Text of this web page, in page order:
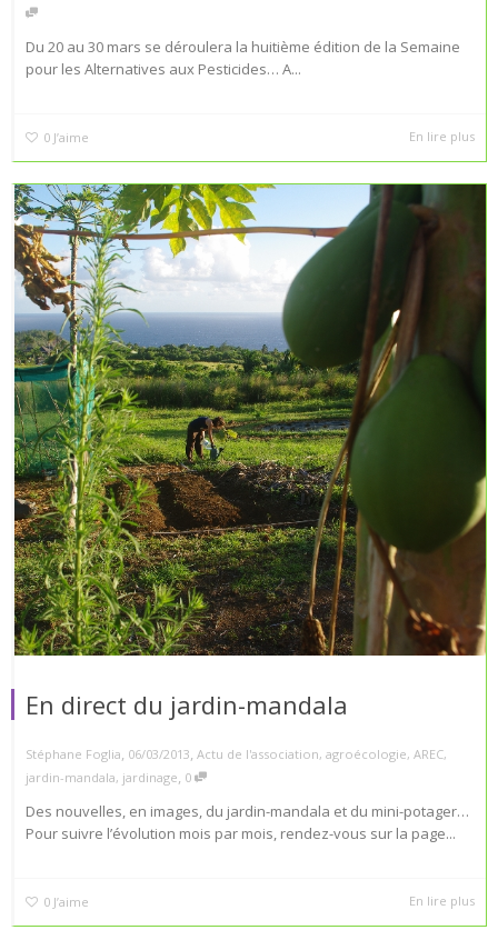
Du 20 au 30 mars se déroulera la huitième édition de la Semaine
pour les Alternatives aux Pesticides… A...
0 J’aime En lire plus
En direct du jardin-mandala
Stéphane Foglia, 06/03/2013, Actu de l'association, agroécologie, AREC,
jardin-mandala, jardinage, 0
Des nouvelles, en images, du jardin-mandala et du mini-potager…
Pour suivre l’évolution mois par mois, rendez-vous sur la page...
0 J’aime En lire plus